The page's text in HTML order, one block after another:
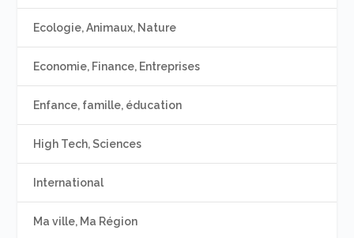
Ecologie, Animaux, Nature
Economie, Finance, Entreprises
Enfance, famille, éducation
High Tech, Sciences
International
Ma ville, Ma Région